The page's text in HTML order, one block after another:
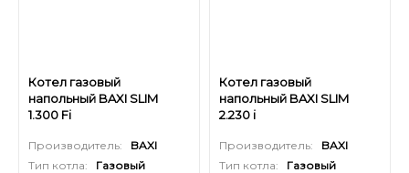
Котел газовый
напольный BAXI SLIM
1.300 Fi
Производитель:
BAXI
Тип котла:
Газовый
Котел газовый
напольный BAXI SLIM
2.230 i
Производитель:
BAXI
Тип котла:
Газовый